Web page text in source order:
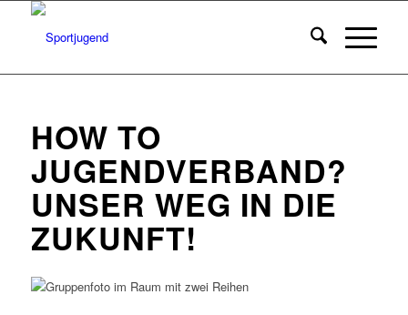
HOW TO
JUGENDVERBAND?
UNSER WEG IN DIE
ZUKUNFT!